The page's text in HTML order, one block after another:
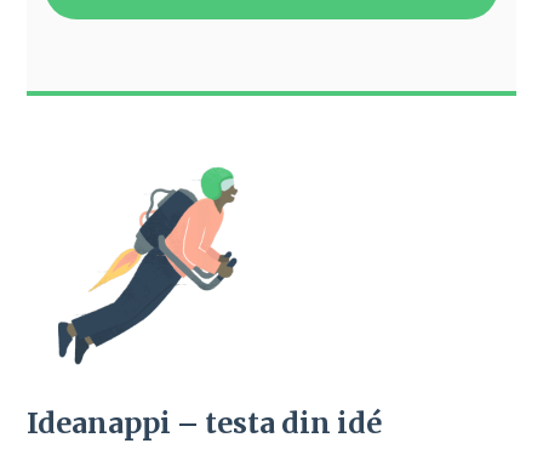
Ideanappi – testa din idé